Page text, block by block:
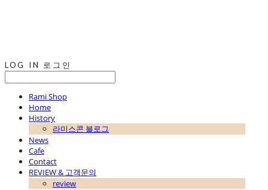
LOG IN 로그인
Rami Shop
Home
History
라미스콘 블로그
News
Cafe
Contact
REVIEW & 고객문의
review